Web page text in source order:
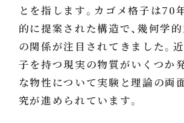
とを指します。カゴメ格子は70
的に提案された構造で、幾何学
の関係が注目されてきました。
子を持つ現実の物質がいくつか
な物性について実験と理論の両
究が進められています。